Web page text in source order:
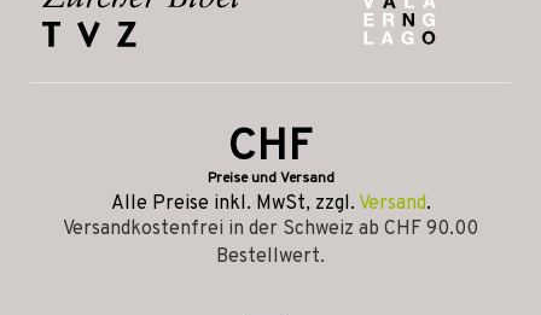
CHF
Preise und Versand
Alle Preise inkl. MwSt, zzgl. Versand.
Versandkostenfrei in der Schweiz ab CHF 90.00
Bestellwert.